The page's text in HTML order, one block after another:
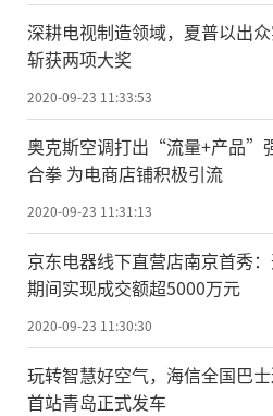
和净水两大系统。
地暖供热系统是目
采暖解决方案。或许很
调和电暖器就行了，何必
在真正体验过之后才体
异。传统的采暖方式有
见的空调取暖，由于热
房间内的温度分布并不
还会导致房间内过于干
却没有这些缺点，由于
气自下而上运动，在室
深耕电视制造领域，夏普以出
斩获两项大奖
2020-09-23 11:33:53
奥克斯空调打出“流量+产品”
合拳 为电商店铺积极引流
2020-09-23 11:31:13
京东电器线下直营店南京首秀
期间实现成交额超5000万元
2020-09-23 11:30:30
玩转智慧好空气，海信全国巴
首站青岛正式发车